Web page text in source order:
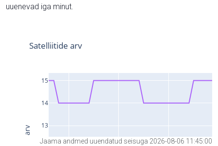
uuenevad iga minut.
Jaama andmed uuendatud seisuga 2026-08-06 11:45:00